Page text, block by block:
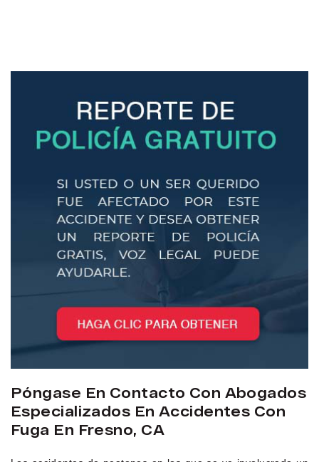
Póngase En Contacto Con Abogados
Especializados En Accidentes Con
Fuga En Fresno, CA